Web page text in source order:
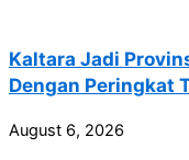
Kaltara Jadi
Dengan Peringkat
August 6, 2026